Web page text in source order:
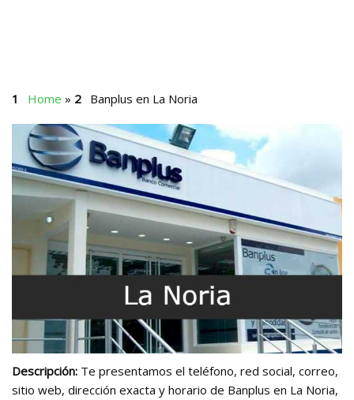
Home » Banplus en La Noria
Descripción: Te presentamos el teléfono, red social, correo,
sitio web, dirección exacta y horario de Banplus en La Noria,